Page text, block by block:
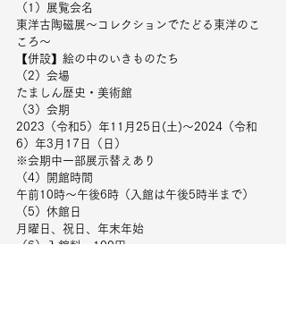
（1）展覧会名
東洋古陶磁展〜コレクションでたどる東洋のこ
ころ〜
【併設】絵の中のいきものたち
（2）会場
たましん歴史・美術館
（3）会期
2023（令和5）年11月25日(土)～2024（令和
6）年3月17日（日）
※会期中一部展示替えあり
（4）開館時間
午前10時～午後6時（入館は午後5時半まで）
（5）休館日
月曜日、祝日、年末年始
（6）入館料　100円